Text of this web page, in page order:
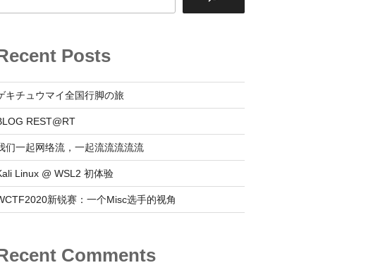
Posts
キチュウマイ全国行脚の旅
REST@RT
们一起网络流，一起流流流流流
Linux @ WSL2 初体验
新锐赛：一个Misc选手的视角
Comments